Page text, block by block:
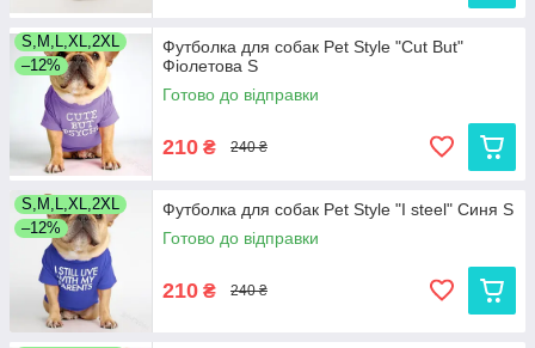
S,M,L,XL,2XL
–12%
Футболка для собак Pet Style "Cut But"
Фіолетова S
Готово до відправки
210 ₴ 240 ₴
S,M,L,XL,2XL
–12%
Футболка для собак Pet Style "I steel" Синя S
Готово до відправки
210 ₴ 240 ₴